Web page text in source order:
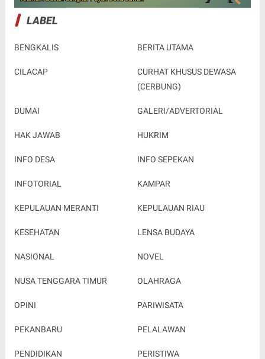
LABEL
BENGKALIS BERITA UTAMA
CILACAP
CURHAT KHUSUS DEWASA
(CERBUNG)
DUMAI GALERI/ADVERTORIAL
HAK JAWAB HUKRIM
INFO DESA INFO SEPEKAN
INFOTORIAL KAMPAR
KEPULAUAN MERANTI KEPULAUAN RIAU
KESEHATAN LENSA BUDAYA
NASIONAL NOVEL
NUSA TENGGARA TIMUR OLAHRAGA
OPINI PARIWISATA
PEKANBARU PELALAWAN
PENDIDIKAN PERISTIWA